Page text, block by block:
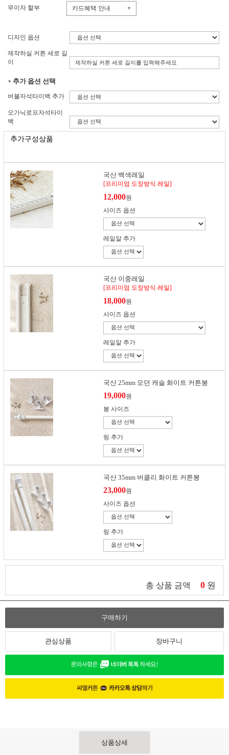
무이자 할부 카드혜택 안내 +
디자인 옵션
제작하실 커튼 세로 길
이
+ 추가 옵션 선택
버블자석타이백 추가
오가닉로프자석타이
백
추가구성상품
국산 백색레일
[프리미엄 도장방식 레일]
12,000원
사이즈 옵션
레일알 추가
국산 이중레일
[프리미엄 도장방식 레일]
18,000원
사이즈 옵션
레일알 추가
국산 25mm 모던 캐슬 화이트 커튼봉
19,000원
봉 사이즈
링 추가
국산 35mm 버클리 화이트 커튼봉
23,000원
사이즈 옵션
링 추가
총 상품 금액 0 원
구매하기
관심상품 장바구니
상품상세